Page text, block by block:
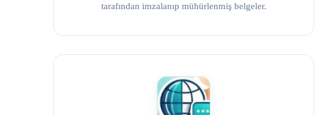
tarafından imzalanıp mühürlenmiş belgeler.